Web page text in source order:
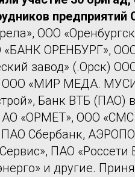
предприятий
ООО
«БАНК ОРЕНБУРГ»,
завод» (.Орск)
ООО «МИР МЕДА.
Банк ВТБ (ПАО)
АО «ОРМЕТ», ООО «СМС
ПАО Сбербанк,
ПАО «Россети
и другие.